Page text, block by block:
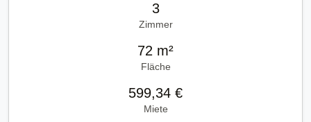
3
Zimmer
72 m²
Fläche
599,34 €
Miete